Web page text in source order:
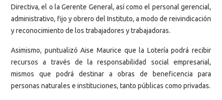
Directiva, el o la Gerente General, así como el personal gerencial,
administrativo, fijo y obrero del Instituto, a modo de reivindicación
y reconocimiento de los trabajadores y trabajadoras.
Asimismo, puntualizó Aise Maurice que la Lotería podrá recibir
recursos a través de la responsabilidad social empresarial,
mismos que podrá destinar a obras de beneficencia para
personas naturales e instituciones, tanto públicas como privadas.